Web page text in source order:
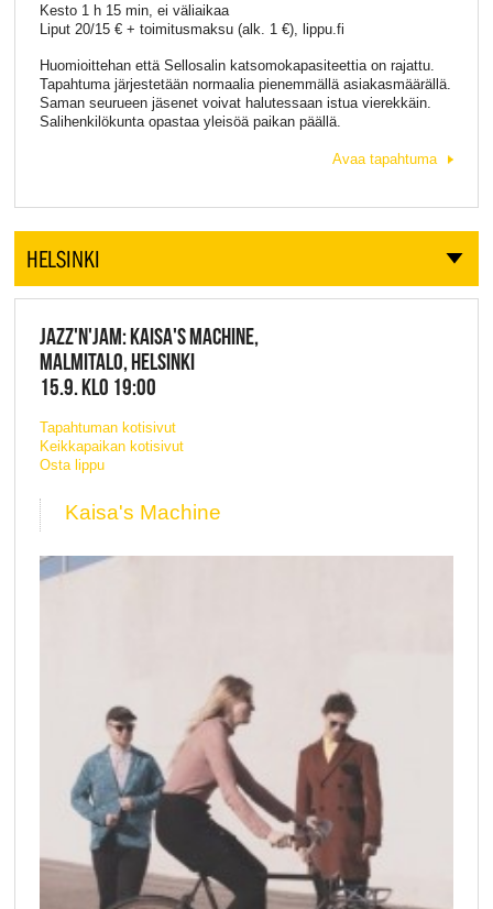
Kesto 1 h 15 min, ei väliaikaa
Liput 20/15 € + toimitusmaksu (alk. 1 €), lippu.fi
Huomioittehan että Sellosalin katsomokapasiteettia on rajattu.
Tapahtuma järjestetään normaalia pienemmällä asiakasmäärällä.
Saman seurueen jäsenet voivat halutessaan istua vierekkäin.
Salihenkilökunta opastaa yleisöä paikan päällä.
Avaa tapahtuma
HELSINKI
JAZZ'N'JAM: KAISA'S MACHINE,
MALMITALO, HELSINKI
15.9. KLO 19:00
Tapahtuman kotisivut
Keikkapaikan kotisivut
Osta lippu
Kaisa's Machine